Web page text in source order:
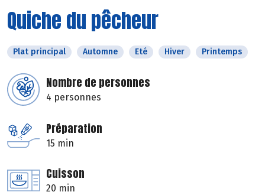
Quiche du pêcheur
Plat principal Automne Eté Hiver Printemps
Nombre de personnes
4 personnes
Préparation
15 min
Cuisson
20 min